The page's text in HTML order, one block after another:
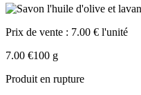
Prix de vente : 7.00 € l'unité
7.00 €100 g
Produit en rupture